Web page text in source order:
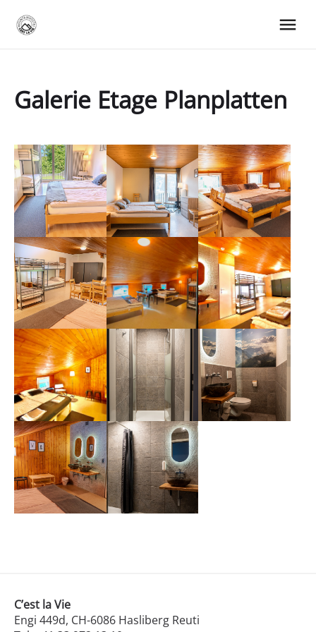
Galerie Etage Planplatten
C’est la Vie
Engi 449d, CH-6086 Hasliberg Reuti